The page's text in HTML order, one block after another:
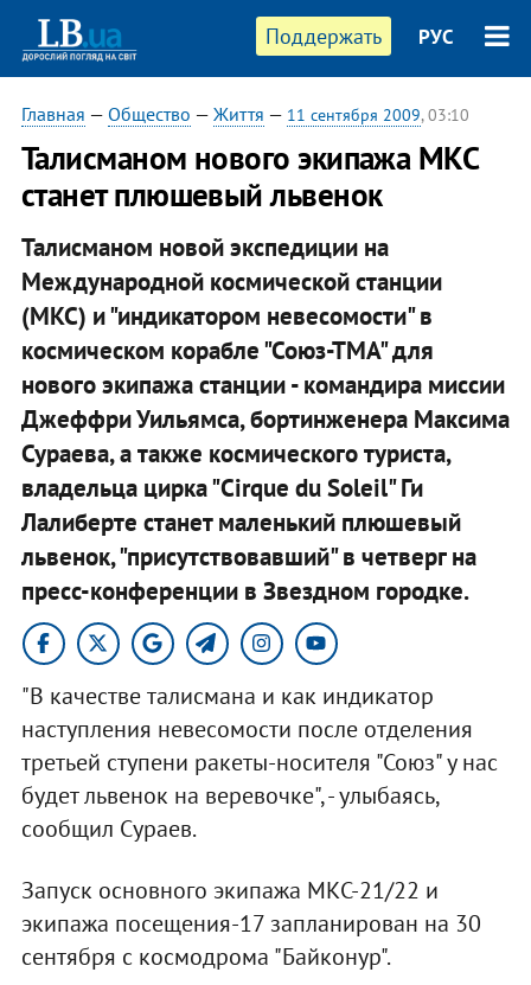
Поддержать РУС
Главная — Общество — Життя — 11 сентября 2009, 03:10
Талисманом нового экипажа МКС
станет плюшевый львенок
Талисманом новой экспедиции на
Международной космической станции
(МКС) и "индикатором невесомости" в
космическом корабле "Союз-ТМА" для
нового экипажа станции - командира миссии
Джеффри Уильямса, бортинженера Максима
Сураева, а также космического туриста,
владельца цирка "Cirque du Soleil" Ги
Лалиберте станет маленький плюшевый
львенок, "присутствовавший" в четверг на
пресс-конференции в Звездном городке.
"В качестве талисмана и как индикатор
наступления невесомости после отделения
третьей ступени ракеты-носителя "Союз" у нас
будет львенок на веревочке", - улыбаясь,
сообщил Сураев.
Запуск основного экипажа МКС-21/22 и
экипажа посещения-17 запланирован на 30
сентября с космодрома "Байконур".